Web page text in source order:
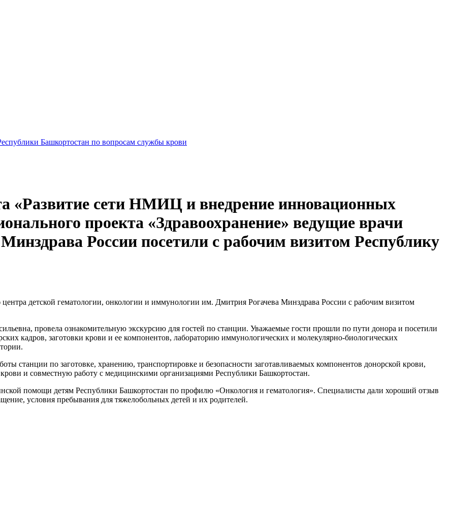
Башкортостан по вопросам службы крови
«Развитие сети НМИЦ и внедрение инновационных
проекта «Здравоохранение» ведущие врачи
России посетили с рабочим визитом Республику
детской гематологии, онкологии и иммунологии им. Дмитрия Рогачева Минздрава России с рабочим визитом
провела ознакомительную экскурсию для гостей по станции. Уважаемые гости прошли по пути донора и посетили
кадров, заготовки крови и ее компонентов, лабораторию иммунологических и молекулярно-биологических
станции по заготовке, хранению, транспортировке и безопасности заготавливаемых компонентов донорской крови,
и совместную работу с медицинскими организациями Республики Башкортостан.
помощи детям Республики Башкортостан по профилю «Онкология и гематология». Специалисты дали хороший отзыв
условия пребывания для тяжелобольных детей и их родителей.